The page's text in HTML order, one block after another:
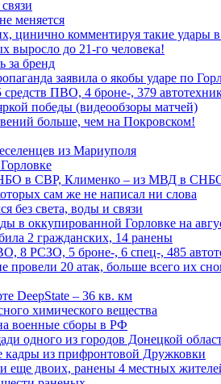
меняется
цинично комментируя такие удары
выросло до 21-го человека!
за бренд
заявила о якобы ударе по
ПВО, 4 броне-, 379
победы (видеообзоры матчей)
больше, чем на Покровском!
из Мариуполя
в СВР, Клименко – из МВД в
сам же не написал ни слова
без света, воды и связи
в оккупированной Горловке на
2 гражданских, 14 ранены
8 РСЗО, 5 броне-, 6 спец-, 485
20 атак, больше всего их
DeepState – 36 кв. км
химического вещества
военные сборы в РФ
одного из городов Донецкой
из прифронтовой Дружковки
еще двоих, ранены 4 местных